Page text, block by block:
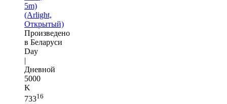
5m)
(Arlight,
Открытый)
Произведено
в Беларуси
Day
|
Дневной
5000
K
73316